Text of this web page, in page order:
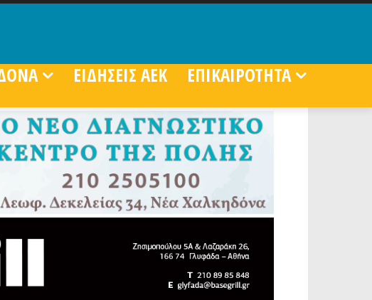
ΕΙΔΗΣΕΙΣ ΑΕΚ
ΕΠΙΚΑΙΡΟΤΗΤΑ